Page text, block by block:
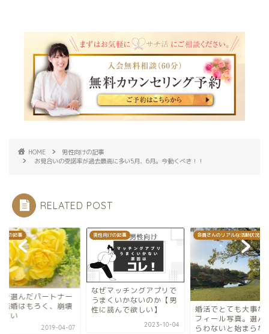
HOME
男性向けの記事
お見合いの受諾率が過去最高に多い5月、6月。今動くべき！！
RELATED POST
けの記事
で選んだパートナー
結婚はもろく、崩壊
すい
2019-04-07
男性向けの記事
なぜマッチングアプリで
うまくいかないのか【男
性に読んで欲しい】
2023-10-04
会員さんのリアルな活動状況
婚活でとても大事な
フィール写真。選ん
らわないと始まらな